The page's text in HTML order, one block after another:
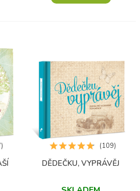
DĚDEČKU, VYPRÁVĚJ
(109)